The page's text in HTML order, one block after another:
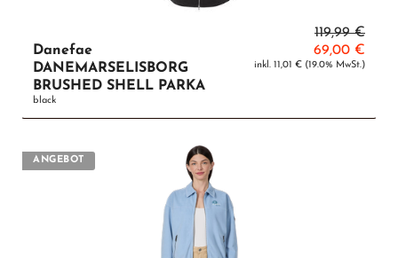
119,99 €
Danefae
DANEMARSELISBORG
BRUSHED SHELL PARKA
black
69,00 €
inkl. 11,01 € (19.0% MwSt.)
ANGEBOT